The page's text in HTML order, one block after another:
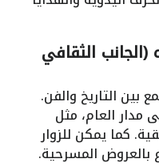
الثقافي
بين التاريخ والفن.
مدار العام، مثل
كما يمكن للزوار
بالعروض المسرحية.